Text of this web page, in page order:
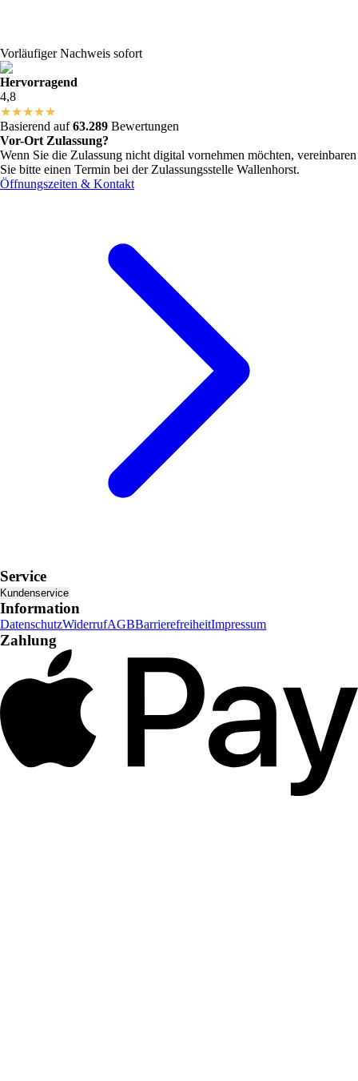
Vorläufiger Nachweis sofort
Hervorragend
4,8
★★★★★
Basierend auf63.289 Bewertungen
Vor-Ort Zulassung?
Wenn Sie die Zulassung nicht digital vornehmen möchten, vereinbaren
Sie bitte einen Termin bei der Zulassungsstelle Wallenhorst.
Öffnungszeiten & Kontakt
Service
Kundenservice
Information
DatenschutzWiderrufAGBBarrierefreiheitImpressum
Zahlung